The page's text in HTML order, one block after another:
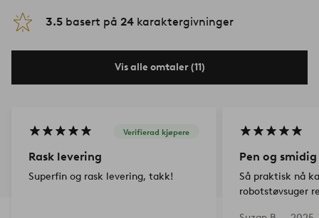
3.5 basert på 24 karaktergivninger
Vis alle omtaler (11)
Verifierad kjøpere
Rask levering
Superfin og rask levering, takk!
Pen og smidig
Så praktisk nå
robotstøvsuger